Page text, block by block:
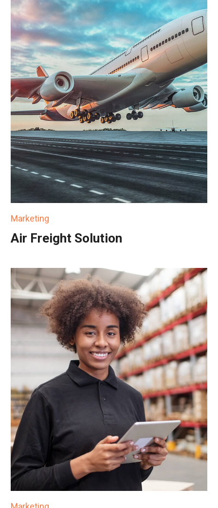
Marketing
Air Freight Solution